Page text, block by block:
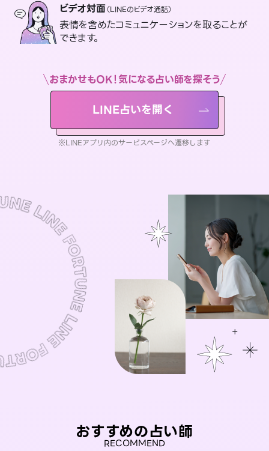
ビデオ対面（LINEのビデオ通話）
表情を含めたコミュニケーションを取ることが
できます。
おまかせもOK！気になる占い師を探そう
LINE占いを開く
※LINEアプリ内のサービスページへ遷移します
おすすめの占い師
RECOMMEND